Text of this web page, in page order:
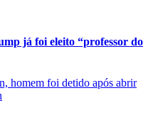
já foi eleito “professor do
homem foi detido após abrir